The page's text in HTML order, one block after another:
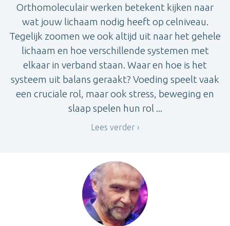
Orthomoleculair werken betekent kijken naar
wat jouw lichaam nodig heeft op celniveau.
Tegelijk zoomen we ook altijd uit naar het gehele
lichaam en hoe verschillende systemen met
elkaar in verband staan. Waar en hoe is het
systeem uit balans geraakt? Voeding speelt vaak
een cruciale rol, maar ook stress, beweging en
slaap spelen hun rol ...
Lees verder